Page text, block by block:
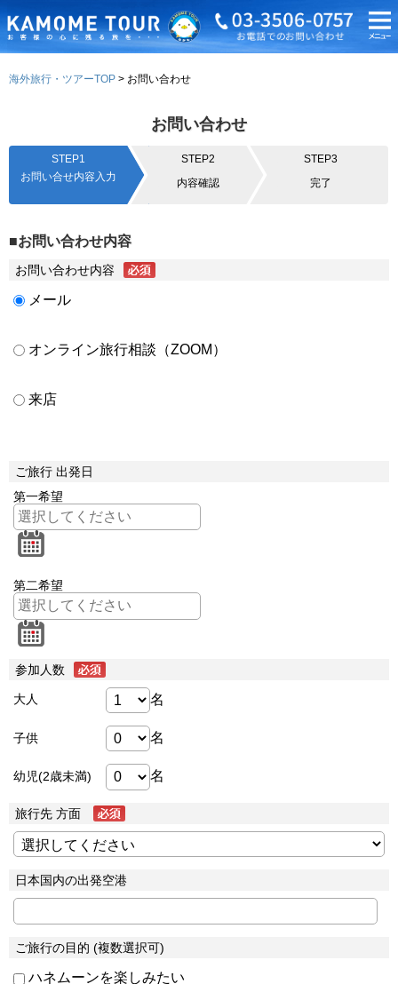
海外旅行・ツアーTOP お問い合わせ
お問い合わせ
STEP1
お問い合せ内容入力
STEP2
内容確認
STEP3
完了
■お問い合わせ内容
お問い合わせ内容
メール
オンライン旅行相談（ZOOM）
来店
ご旅行 出発日
第一希望
第二希望
参加人数
大人 名
子供 名
幼児(2歳未満) 名
旅行先 方面
日本国内の出発空港
ご旅行の目的 (複数選択可)
ハネムーンを楽しみたい